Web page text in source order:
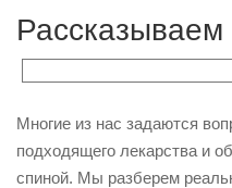
Многие из нас задаются
подходящего лекарства и
спиной. Мы разберем